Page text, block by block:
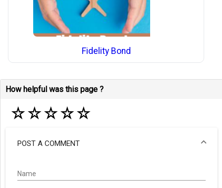
Fidelity Bond
How helpful was this page ?
☆☆☆☆☆
POST A COMMENT
Name